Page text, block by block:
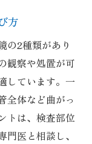
方
の2種類があり
観察や処置が可
しています。一
全体など曲がっ
トは、検査部位
医と相談し、